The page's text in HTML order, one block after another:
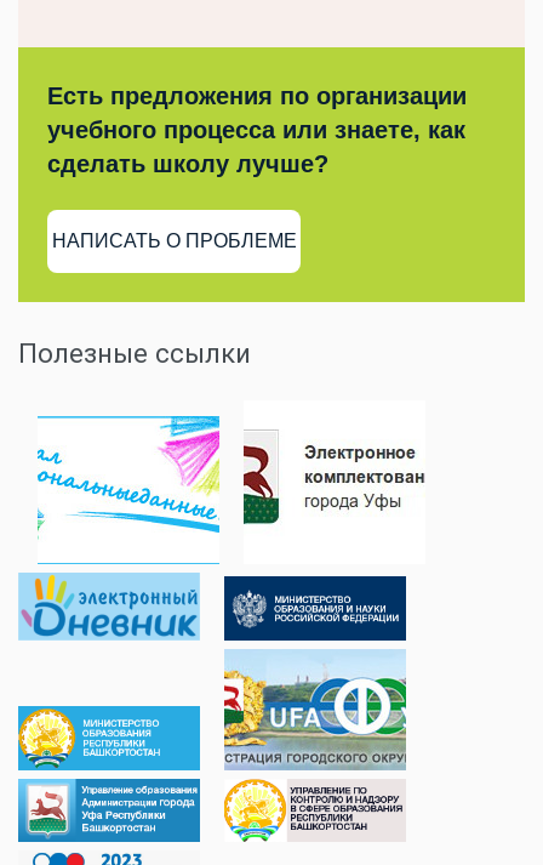
Есть предложения по организации
учебного процесса или знаете, как
сделать школу лучше?
НАПИСАТЬ О ПРОБЛЕМЕ
Полезные ссылки